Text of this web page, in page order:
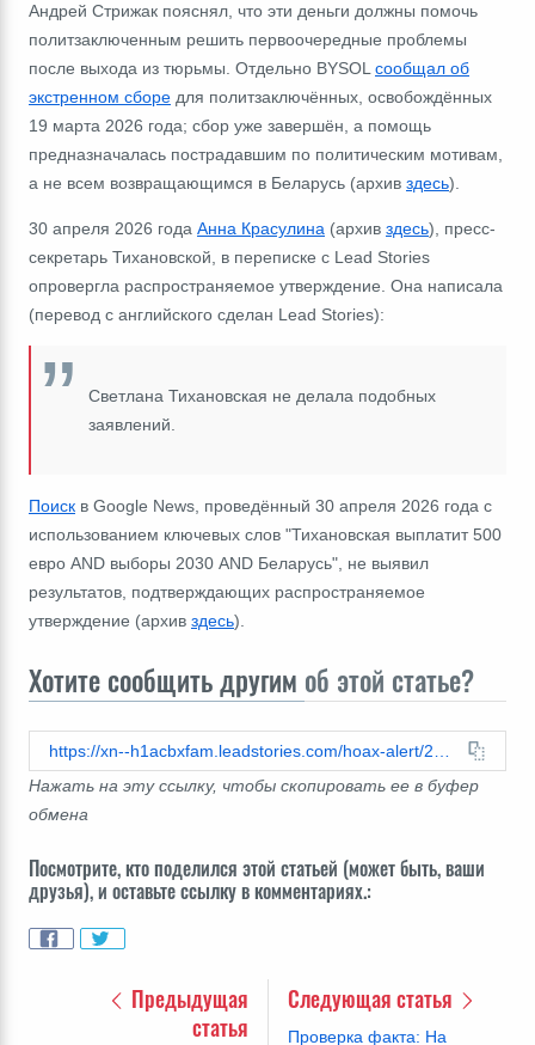
Андрей Стрижак пояснял, что эти деньги должны помочь
политзаключенным решить первоочередные проблемы
после выхода из тюрьмы. Отдельно BYSOLсообщал об
экстренном сборе для политзаключённых, освобождённых
19 марта 2026 года; сбор уже завершён, а помощь
предназначалась пострадавшим по политическим мотивам,
а не всем возвращающимся в Беларусь (архив здесь).
30 апреля 2026 года Анна Красулина (архив здесь), пресс-
секретарь Тихановской, в переписке с Lead Stories
опровергла распространяемое утверждение. Она написала
(перевод с английского сделан Lead Stories):
Светлана Тихановская не делала подобных
заявлений.
Поиск в Google News, проведённый 30 апреля 2026 года с
использованием ключевых слов "Тихановская выплатит 500
евро AND выборы 2030 AND Беларусь", не выявил
результатов, подтверждающих распространяемое
утверждение (архив здесь).
Хотите сообщить другим об этой статье?
https://xn--h1acbxfam.leadstories.com/hoax-alert/2026/06/проверка-факта-тихановская-не-обещала-выплатить-по-500-евро-каждому-кто-вернется-в-Беларусь.html
Нажать на эту ссылку, чтобы скопировать ее в буфер
обмена
Посмотрите, кто поделился этой статьей (может быть, ваши
друзья), и оставьте ссылку в комментариях.:
Предыдущая
статья
Следующая статья
Проверка факта: На